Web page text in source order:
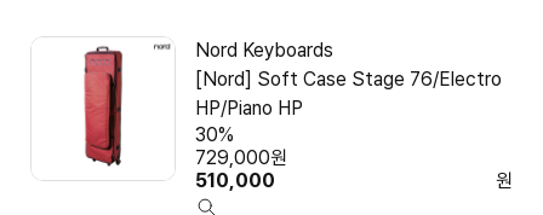
Nord Keyboards
[Nord] Soft Case Stage 76/Electro
HP/Piano HP
510,000 원
729,000원
30%